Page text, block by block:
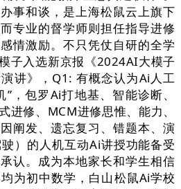
事和谈，是上海松鼠云上旗下
专业的督学师则担任指导进修
情激励。不只凭仗自研的全学
子入选新京报《2024AI大模子
讲》，Q1: 有概念认为Ai人工
，包罗Ai打地基、智能诊断、
进修、MCM进修思惟、能力、
阐发、遗忘复习、错题本、演
）的人机互动Ai讲授功能备受
认。成为本地家长和学生相信
为初中数学，白山松鼠Ai学校